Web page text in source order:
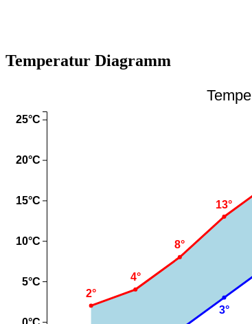
Temperatur Diagramm